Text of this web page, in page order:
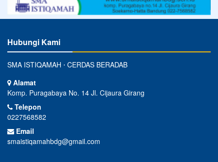
Hubungi Kami
SMA ISTIQAMAH ⋅ CERDAS BERADAB
Alamat
Komp. Puragabaya No. 14 Jl. Cijaura Girang
Telepon
0227568582
Email
smaistiqamahbdg@gmail.com